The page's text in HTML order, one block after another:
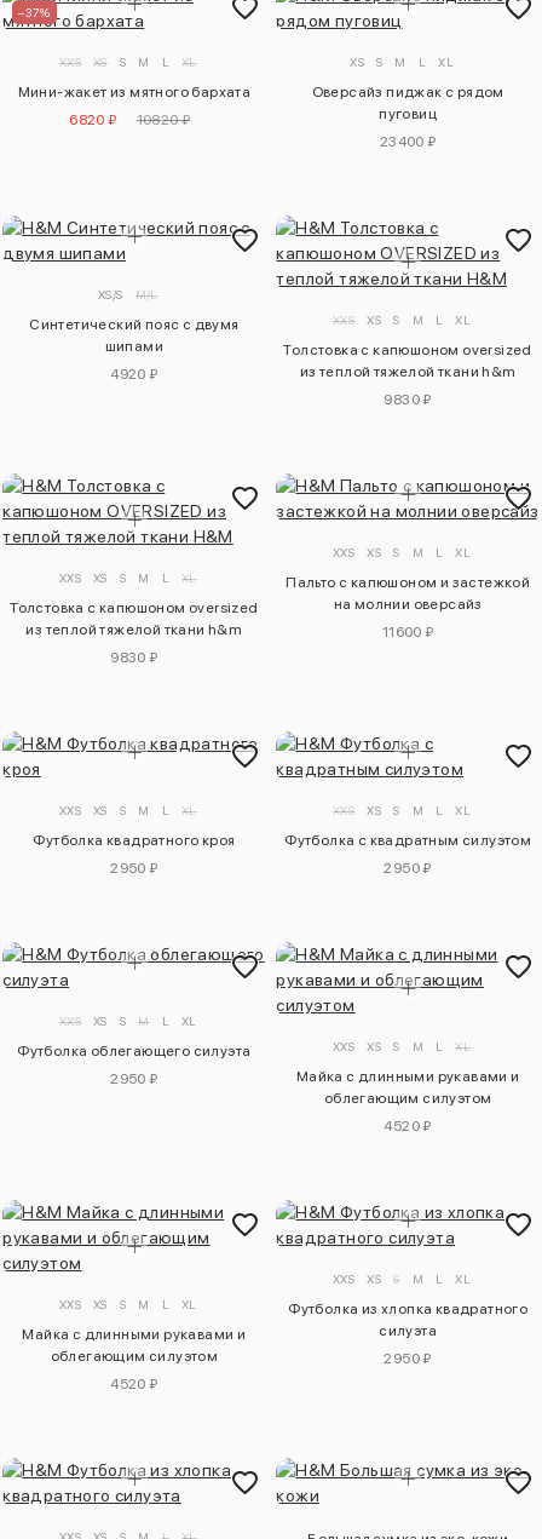
–37%
XXS XS S M L XL
Мини-жакет из мятного бархата
6820 ₽
10820 ₽
XS S M L XL
Оверсайз пиджак с рядом
пуговиц
23400 ₽
XS/S M/L
Синтетический пояс с двумя
шипами
4920 ₽
XXS XS S M L XL
Толстовка с капюшоном oversized
из теплой тяжелой ткани h&m
9830 ₽
XXS XS S M L XL
Толстовка с капюшоном oversized
из теплой тяжелой ткани h&m
9830 ₽
XXS XS S M L XL
Пальто с капюшоном и застежкой
на молнии оверсайз
11600 ₽
XXS XS S M L XL
Футболка квадратного кроя
2950 ₽
XXS XS S M L XL
Футболка с квадратным силуэтом
2950 ₽
XXS XS S M L XL
Футболка облегающего силуэта
2950 ₽
XXS XS S M L XL
Майка с длинными рукавами и
облегающим силуэтом
4520 ₽
XXS XS S M L XL
Майка с длинными рукавами и
облегающим силуэтом
4520 ₽
XXS XS S M L XL
Футболка из хлопка квадратного
силуэта
2950 ₽